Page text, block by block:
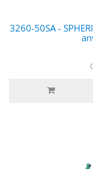
3260-50SA -